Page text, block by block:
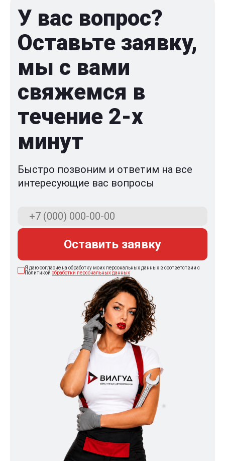
У вас вопрос?
Оставьте заявку,
мы с вами
свяжемся в
течение 2-x
минут
Быстро позвоним и ответим на все
интересующие вас вопросы
Оставить заявку
Я даю согласие на обработку моих персональных данных в соответствии с
Политикой обработки персональных данных